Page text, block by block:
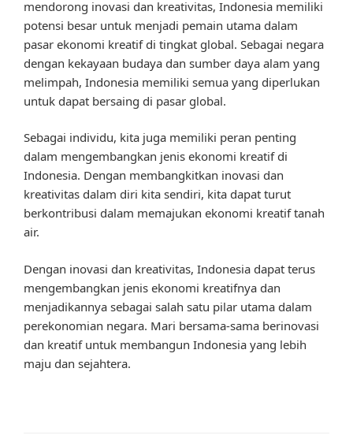
mendorong inovasi dan kreativitas, Indonesia memiliki
potensi besar untuk menjadi pemain utama dalam
pasar ekonomi kreatif di tingkat global. Sebagai negara
dengan kekayaan budaya dan sumber daya alam yang
melimpah, Indonesia memiliki semua yang diperlukan
untuk dapat bersaing di pasar global.
Sebagai individu, kita juga memiliki peran penting
dalam mengembangkan jenis ekonomi kreatif di
Indonesia. Dengan membangkitkan inovasi dan
kreativitas dalam diri kita sendiri, kita dapat turut
berkontribusi dalam memajukan ekonomi kreatif tanah
air.
Dengan inovasi dan kreativitas, Indonesia dapat terus
mengembangkan jenis ekonomi kreatifnya dan
menjadikannya sebagai salah satu pilar utama dalam
perekonomian negara. Mari bersama-sama berinovasi
dan kreatif untuk membangun Indonesia yang lebih
maju dan sejahtera.